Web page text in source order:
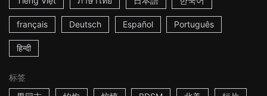
français Deutsch Español Português
हिन्दी
标签